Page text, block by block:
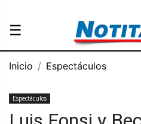
☰
Inicio Espectáculos
Espectáculos